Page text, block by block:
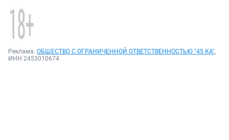
Реклама. ОБЩЕСТВО С ОГРАНИЧЕННОЙ ОТВЕТСТВЕННОСТЬЮ "45 КА",
ИНН 2453010674